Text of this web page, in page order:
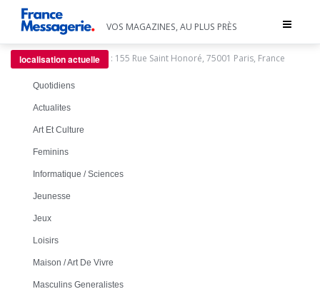
Toggle
VOS MAGAZINES, AU PLUS PRÈS
localisation actuelle : 155 Rue Saint Honoré, 75001 Paris, France
Quotidiens
Actualites
Art Et Culture
Feminins
Informatique / Sciences
Jeunesse
Jeux
Loisirs
Maison / Art De Vivre
Masculins Generalistes